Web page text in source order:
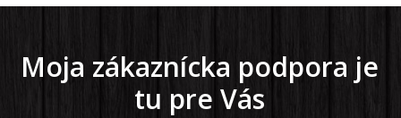
Moja zákaznícka podpora je
tu pre Vás